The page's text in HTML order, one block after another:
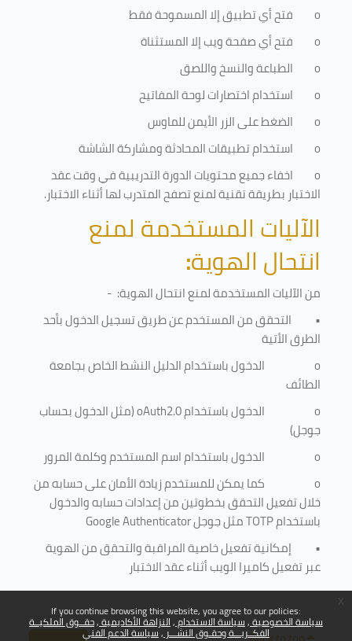
If you continue browsing this website, you agree to our policies:
سياسة الخصوصية سياسة الاستخدام النزاهة الأكاديمية حقــوق الملكيــة
الفكــريـــة وحقـوق النشـــر سياسة الدعم الفني
o
فتح أي تطبيق إلا المسموحة فقط
o
فتح أي صفحة ويب إلا المستثناة
o
الطباعة والنسخ واللصق
o
استخدام اختصارات لوحة المفاتيح
o
الضغط على الزر الأيمن للماوس
o
استخدام تطبيقات المحادثة ومشاركة الشاشة
o
اخفاء جميع محتويات الدورة التدريبية في وقت عقد
الاختبار بطريقة تقنية لمنع تصفح المتدرب لها أثناء الاختبار.
الآليات المستخدمة لمنع
انتحال الهوية:
من الآليات المستخدمة لمنعانتحال الهوية: -
• التحقق من المستخدم عن طريق تسجيل الدخول بأحد
الطرق الأتية
o
الدخول باستخدام الدليل النشط الخاص بجامعة
الطائف
o
الدخول باستخدامoAuth2.0(مثل الدخول بحساب
جوجل)
o
الدخول باستخدام اسم المستخدم وكلمة المرور
o
كما يمكن للمستخدم زيادة الأمان على حسابه من
خلال تفعيل التحقق بخطوتين من إعدادات حسابه والدخول
باستخدامTOTPمثل جوجلGoogle Authenticator
• إمكانية تفعيل خاصية المراقبة والتحقق من الهوية
عبر تفعيل كاميرا الويب أثناء عقد الاختبار